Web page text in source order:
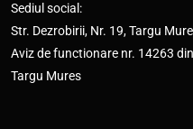
Sediul social:
Str. Dezrobirii, Nr. 19, Targu
Aviz de functionare nr. 14263
Targu Mures